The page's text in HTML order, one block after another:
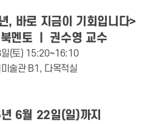
, 바로 지금이 기회입니다>
멘토 ㅣ 권수영 교수
일(토) 15:20~16:10
술관 B1, 다목적실
6월 22일(일)까지